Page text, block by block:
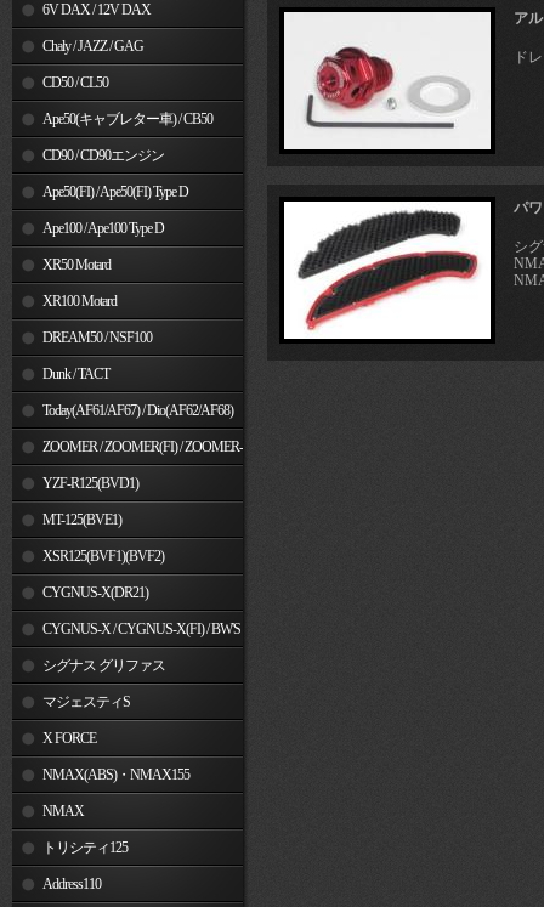
6V DAX / 12V DAX
Chaly / JAZZ / GAG
CD50 / CL50
Ape50(キャブレター車) / CB50
CD90 / CD90エンジン
Ape50(FI) / Ape50(FI) Type D
Ape100 / Ape100 Type D
XR50 Motard
XR100 Motard
DREAM50 / NSF100
Dunk / TACT
Today(AF61/AF67) / Dio(AF62/AF68)
ZOOMER / ZOOMER(FI) / ZOOMER-
YZF-R125(BVD1)
MT-125(BVE1)
XSR125(BVF1)(BVF2)
CYGNUS-X(DR21)
CYGNUS-X / CYGNUS-X(FI) / BW'S
125 シグナス グリファス
マジェスティS
X FORCE
NMAX(ABS)・NMAX155
NMAX
トリシティ125
Address110
ア
ド
パ
シ